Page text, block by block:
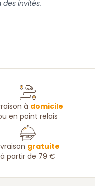
des invités.
à domicile
en point relais
gratuite
à partir de 79 €